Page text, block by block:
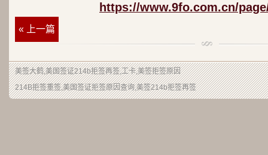
https://www.9fo.com.cn/
« 上一篇
美签大鹤,美国签证214b拒签再签,工卡,美签拒签原因
214B拒签重签,美国签证拒签原因查询,美签214b拒签再签